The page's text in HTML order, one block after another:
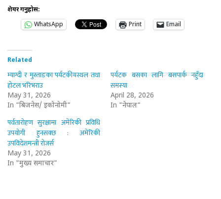
शेयर गर्नुहोस:
WhatsApp
Print Email
Related
म्याग्दी र मुस्ताङका पर्यटकीयस्थल तथा
होटल भरिभराउ
May 31, 2026
In "बिजनेस/ इकोनोमी"
पर्यटक बसका लागि बसपार्क नहुँदा
समस्या
April 28, 2026
In "नेपाल"
पर्वतारोहण सुरक्षामा अमेरिकी प्रविधि
उपयोगी हुनसक्छ : अमेरिकी
उपविदेशमन्त्री रोजर्स
May 31, 2026
In "मुख्य समाचार"